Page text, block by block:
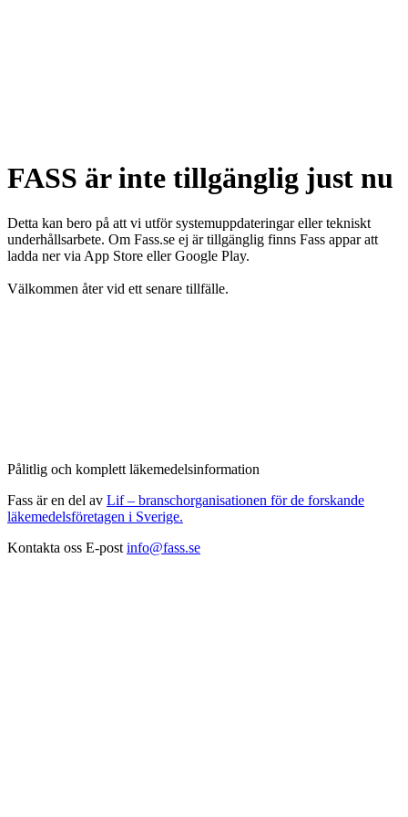
FASS är inte tillgänglig just nu
Detta kan bero på att vi utför systemuppdateringar eller tekniskt
underhållsarbete. Om Fass.se ej är tillgänglig finns Fass appar att
ladda ner via App Store eller Google Play.
Välkommen åter vid ett senare tillfälle.
Pålitlig och komplett läkemedelsinformation
Fass är en del av Lif – branschorganisationen för de forskande
läkemedelsföretagen i Sverige.
Kontakta oss E-post info@fass.se